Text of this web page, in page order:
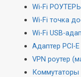
Wi-Fi
Wi-Fi точка
Wi-Fi USB-
Адаптер PCI-E
VPN роутер
Коммутаторы